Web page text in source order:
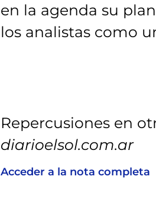
en la agenda su
los analistas como
Repercusiones en
diarioelsol.com.ar
Acceder a la nota completa